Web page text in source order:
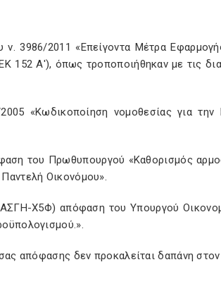
ν. 3986/2011 «Επείγοντα Μέτρα
152 Α'), όπως τροποποιήθηκαν με τις
«Κωδικοποίηση νομοθεσίας για την
του Πρωθυπουργού «Καθορισμός
Οικονόμου».
Χ5Φ) απόφαση του Υπουργού
απόφασης δεν προκαλείται δαπάνη